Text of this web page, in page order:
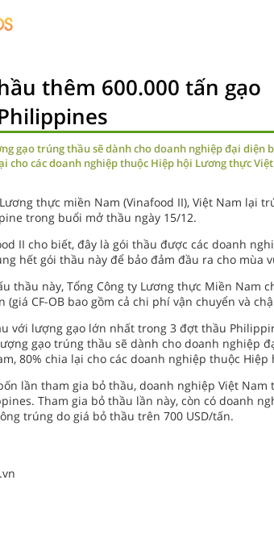
thêm 600.000 tấn gạo
gạo trúng thầu sẽ dành cho doanh nghiệp đại diện
cho các doanh nghiệp thuộc Hiệp hội Lương thực
thực miền Nam (Vinafood II), Việt Nam lại
trong buổi mở thầu ngày 15/12.
II cho biết, đây là gói thầu được các doanh
hết gói thầu này để bảo đảm đầu ra cho mùa
thầu này, Tổng Công ty Lương thực Miền Nam
(giá CF-OB bao gồm cả chi phí vận chuyển và
với lượng gạo lớn nhất trong 3 đợt thầu
gạo trúng thầu sẽ dành cho doanh nghiệp
80% chia lại cho các doanh nghiệp thuộc Hiệp
lần tham gia bỏ thầu, doanh nghiệp Việt
Tham gia bỏ thầu lần này, còn có doanh
trúng do giá bỏ thầu trên 700 USD/tấn.